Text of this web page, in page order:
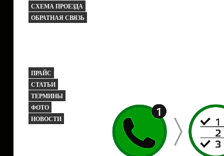
СХЕМА ПРОЕЗДА
ОБРАТНАЯ СВЯЗЬ
ПРАЙС
СТАТЬИ
ТЕРМИНЫ
ФОТО
НОВОСТИ